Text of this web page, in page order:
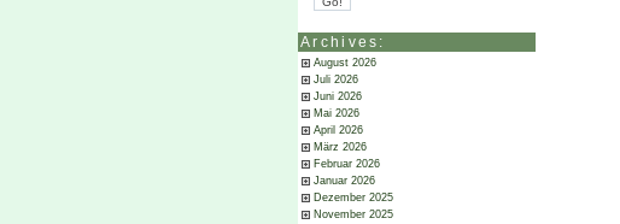
Archives:
August 2026
Juli 2026
Juni 2026
Mai 2026
April 2026
März 2026
Februar 2026
Januar 2026
Dezember 2025
November 2025